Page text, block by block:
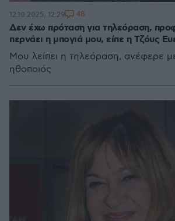
Δεν έχω πρόταση για τηλεόραση,
περνάει η μπογιά μου, είπε η Τζόυς
Μου λείπει η τηλεόραση, ανέφερε
ηθοποιός
12.10.2025, 12:29 48